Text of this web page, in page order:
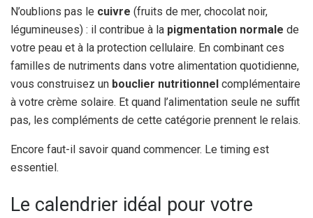
N’oublions pas le cuivre (fruits de mer, chocolat noir,
légumineuses) : il contribue à la pigmentation normale de
votre peau et à la protection cellulaire. En combinant ces
familles de nutriments dans votre alimentation quotidienne,
vous construisez un bouclier nutritionnel complémentaire
à votre crème solaire. Et quand l’alimentation seule ne suffit
pas, les compléments de cette catégorie prennent le relais.
Encore faut-il savoir quand commencer. Le timing est
essentiel.
Le calendrier idéal pour votre